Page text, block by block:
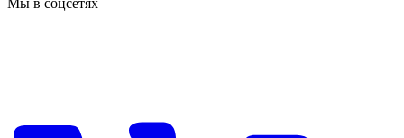
Мы в соцсетях